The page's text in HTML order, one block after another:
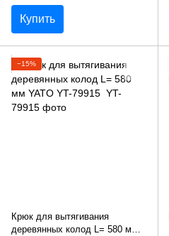
Купить
−15%
Крюк для вытягивания
деревянных колод L= 580 мм